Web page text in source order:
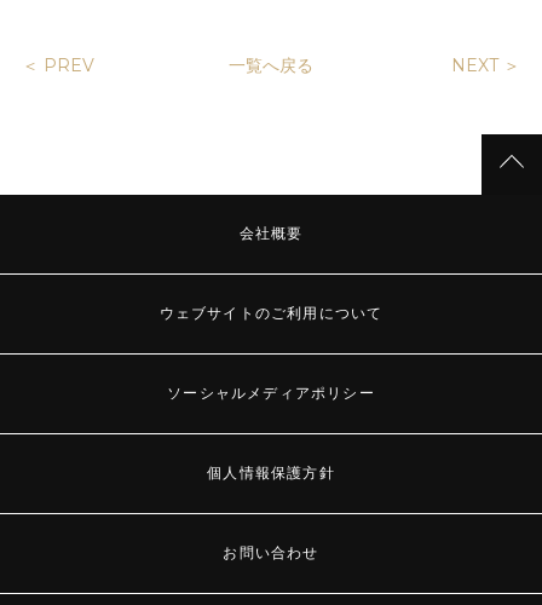
＜ PREV 一覧へ戻る NEXT ＞
会社概要
ウェブサイトのご利用について
ソーシャルメディアポリシー
個人情報保護方針
お問い合わせ